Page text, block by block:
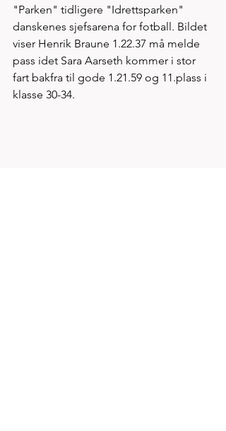
"Parken" tidligere "Idrettsparken"
danskenes sjefsarena for fotball. Bildet
viser Henrik Braune 1.22.37 må melde
pass idet Sara Aarseth kommer i stor
fart bakfra til gode 1.21.59 og 11.plass i
klasse 30-34.